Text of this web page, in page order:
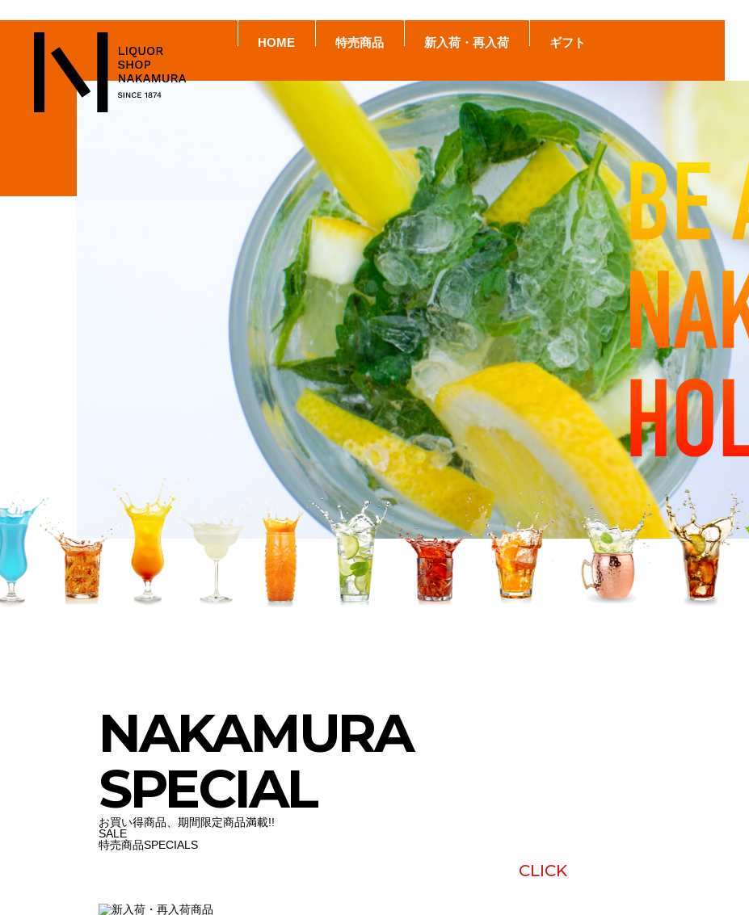
HOME 特売商品 新入荷・再入荷 ギフト
NAKAMURA
SPECIAL
お買い得商品、期間限定商品満載!!
SALE
特売商品SPECIALS
CLICK